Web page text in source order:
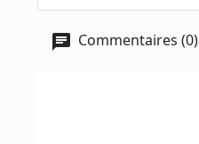
Commentaires (0)